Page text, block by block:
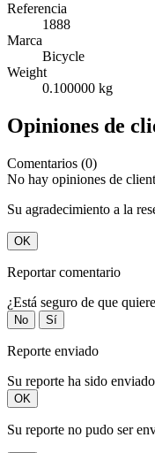
Referencia
1888
Marca
Bicycle
Weight
0.100000 kg
Opiniones de
Comentarios (0)
No hay opiniones de
Su agradecimiento a la
OK
Reportar comentario
¿Está seguro de que
No Sí
Reporte enviado
Su reporte ha sido
OK
Su reporte no pudo ser